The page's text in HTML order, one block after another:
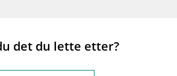
det du lette etter?